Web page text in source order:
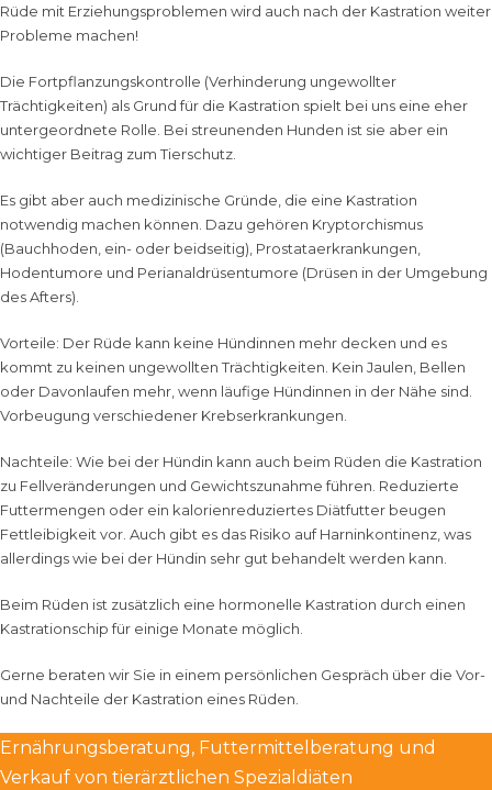
Rüde mit Erziehungsproblemen wird auch nach der Kastration weiter
Probleme machen!
Die Fortpflanzungskontrolle (Verhinderung ungewollter
Trächtigkeiten) als Grund für die Kastration spielt bei uns eine eher
untergeordnete Rolle. Bei streunenden Hunden ist sie aber ein
wichtiger Beitrag zum Tierschutz.
Es gibt aber auch medizinische Gründe, die eine Kastration
notwendig machen können. Dazu gehören Kryptorchismus
(Bauchhoden, ein- oder beidseitig), Prostataerkrankungen,
Hodentumore und Perianaldrüsentumore (Drüsen in der Umgebung
des Afters).
Vorteile: Der Rüde kann keine Hündinnen mehr decken und es
kommt zu keinen ungewollten Trächtigkeiten. Kein Jaulen, Bellen
oder Davonlaufen mehr, wenn läufige Hündinnen in der Nähe sind.
Vorbeugung verschiedener Krebserkrankungen.
Nachteile: Wie bei der Hündin kann auch beim Rüden die Kastration
zu Fellveränderungen und Gewichtszunahme führen. Reduzierte
Futtermengen oder ein kalorienreduziertes Diätfutter beugen
Fettleibigkeit vor. Auch gibt es das Risiko auf Harninkontinenz, was
allerdings wie bei der Hündin sehr gut behandelt werden kann.
Beim Rüden ist zusätzlich eine hormonelle Kastration durch einen
Kastrationschip für einige Monate möglich.
Gerne beraten wir Sie in einem persönlichen Gespräch über die Vor-
und Nachteile der Kastration eines Rüden.
Ernährungsberatung, Futtermittelberatung und
Verkauf von tierärztlichen Spezialdiäten